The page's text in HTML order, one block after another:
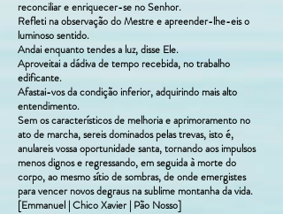
reconciliar e enriquecer-se no Senhor.
Refleti na observação do Mestre e apreender-lhe-eis o
luminoso sentido.
Andai enquanto tendes a luz, disse Ele.
Aproveitai a dádiva de tempo recebida, no trabalho
edificante.
Afastai-vos da condição inferior, adquirindo mais alto
entendimento.
Sem os característicos de melhoria e aprimoramento no
ato de marcha, sereis dominados pelas trevas, isto é,
anulareis vossa oportunidade santa, tornando aos impulsos
menos dignos e regressando, em seguida à morte do
corpo, ao mesmo sítio de sombras, de onde emergistes
para vencer novos degraus na sublime montanha da vida.
[Emmanuel | Chico Xavier | Pão Nosso]